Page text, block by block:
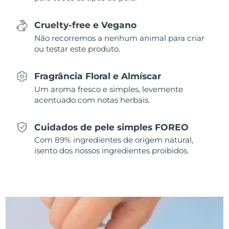
Cruelty-free e Vegano
Não recorremos a nenhum animal para criar
ou testar este produto.
Fragrância Floral e Almíscar
Um aroma fresco e simples, levemente
acentuado com notas herbais.
Cuidados de pele simples FOREO
Com 89% ingredientes de origem natural,
isento dos nossos ingredientes proibidos.
Singapura
Eslováquia Entrega prevista08.08.2026
África do Sul Entrega prevista16.08.2026
Espanha Entrega prevista08.08.2026
Entrega prevista